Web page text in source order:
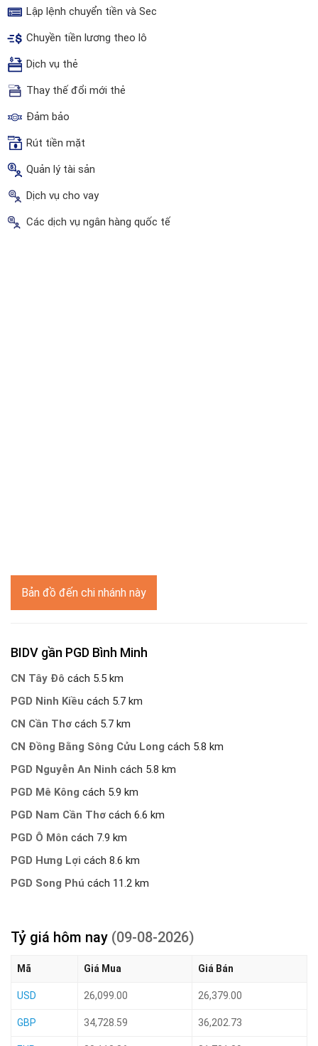
Lập lệnh chuyển tiền và Sec
Chuyền tiền lương theo lô
Dịch vụ thẻ
Thay thế đổi mới thẻ
Đảm bảo
Rút tiền mặt
Quản lý tài sản
Dịch vụ cho vay
Các dịch vụ ngân hàng quốc tế
Bản đồ đến chi nhánh này
BIDV gần PGD Bình Minh
CN Tây Đô cách 5.5 km
PGD Ninh Kiều cách 5.7 km
CN Cần Thơ cách 5.7 km
CN Đồng Bằng Sông Cửu Long cách 5.8 km
PGD Nguyễn An Ninh cách 5.8 km
PGD Mê Kông cách 5.9 km
PGD Nam Cần Thơ cách 6.6 km
PGD Ô Môn cách 7.9 km
PGD Hưng Lợi cách 8.6 km
PGD Song Phú cách 11.2 km
Tỷ giá hôm nay (09-08-2026)
Mã Giá Mua Giá Bán
USD 26,099.00 26,379.00
GBP 34,728.59 36,202.73